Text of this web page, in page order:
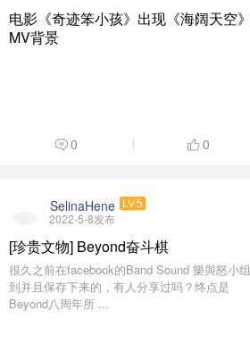
电影《奇迹笨小孩》出现《海阔天空》
MV背景
0 0
SelinaHene LV.5
2022-5-8发布
[珍贵文物] Beyond奋斗棋
很久之前在facebook的Band Sound 樂與怒小
到并且保存下来的，有人分享过吗？终点是
Beyond八周年所 ...